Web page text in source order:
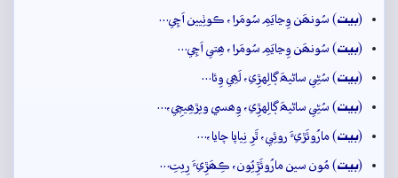
(بيت) سُونھَن وِڃايَمِ سُومَرا، ڪوٺِيين اَچِي…
(بيت) سُونھَن وِڃايَمِ سُومَرا، ھِتي اَچِي…
(بيت) سُڻِي ساڻيھَ ڳالِهڙِي، لَھِي وِئا…
(بيت) سُڻِي ساڻيھَ ڳالِهڙِي، وِھسي ويڙھِيچِي،…
(بيت) مارُوئَڙيءَ روئِي، ٿَرِ نِياپا چايا،…
(بيت) مُون سين مارُوئَڙِيُون، ڪِھَڙِيءَ رِيتِ…